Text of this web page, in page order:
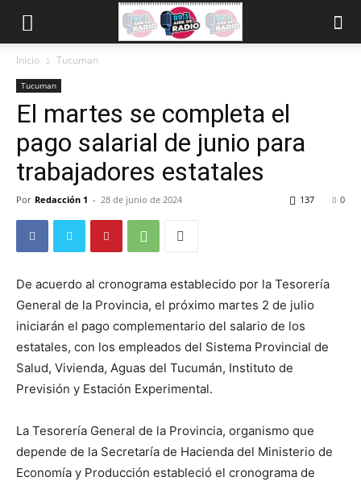
Inicio Tucuman
Tucuman
El martes se completa el
pago salarial de junio para
trabajadores estatales
Por Redacción 1 - 28 de junio de 2024 0
137
De acuerdo al cronograma establecido por la Tesorería
General de la Provincia, el próximo martes 2 de julio
iniciarán el pago complementario del salario de los
estatales, con los empleados del Sistema Provincial de
Salud, Vivienda, Aguas del Tucumán, Instituto de
Previsión y Estación Experimental.
La Tesorería General de la Provincia, organismo que
depende de la Secretaría de Hacienda del Ministerio de
Economía y Producción estableció el cronograma de